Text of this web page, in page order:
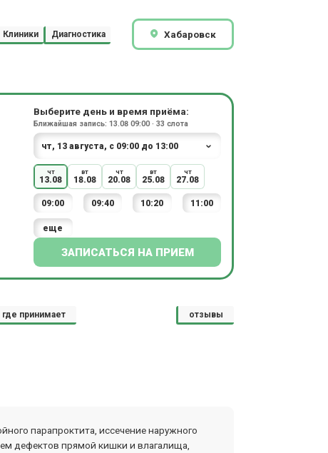
Клиники Диагностика Хабаровск
Выберите день и время приёма:
Ближайшая запись: 13.08 09:00 · 33 слота
чт
13.08
вт
18.08
чт
20.08
вт
25.08
чт
27.08
09:00 09:40 10:20 11:00
еще
ЗАПИСАТЬСЯ НА ПРИЕМ
где принимает отзывы
парапроктита, иссечение наружного
дефектов прямой кишки и влагалища,